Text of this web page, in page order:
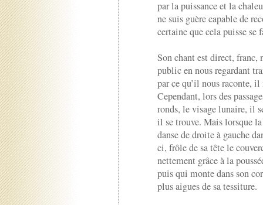
par la puissance et la
ne suis guère capable de
certaine que cela puisse se
Son chant est direct, franc,
public en nous regardant
par ce qu’il nous raconte,
Cependant, lors des
ronds, le visage lunaire, il
il se trouve. Mais lorsque
danse de droite à gauche
ci, frôle de sa tête le
nettement grâce à la
puis qui monte dans son
plus aigues de sa tessiture.